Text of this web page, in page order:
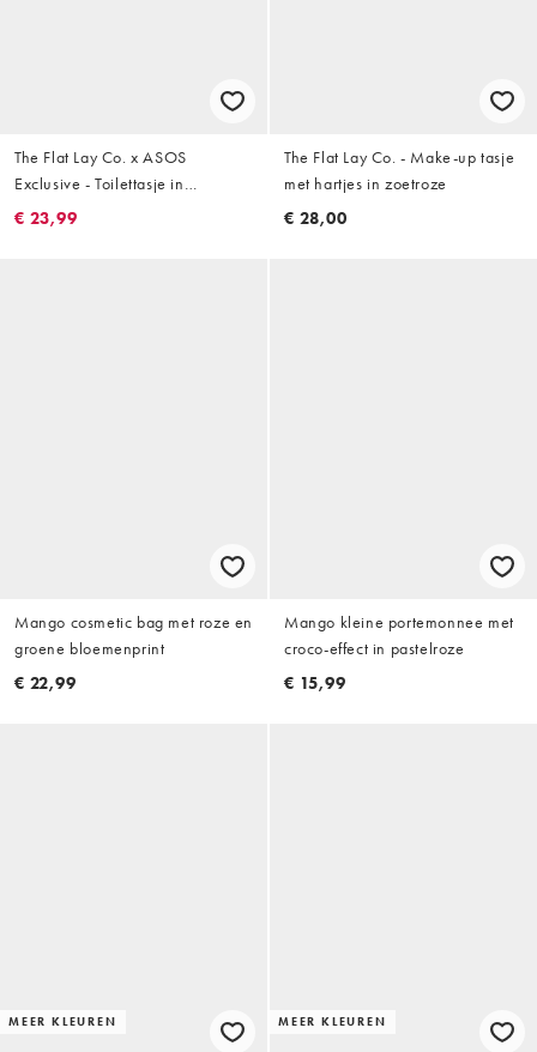
The Flat Lay Co. x ASOS
Exclusive - Toilettasje in
Marshmellow Pink Waffle
€ 23,99
The Flat Lay Co. - Make-up tasje
met hartjes in zoetroze
€ 28,00
Mango cosmetic bag met roze en
groene bloemenprint
€ 22,99
Mango kleine portemonnee met
croco-effect in pastelroze
€ 15,99
MEER KLEUREN MEER KLEUREN